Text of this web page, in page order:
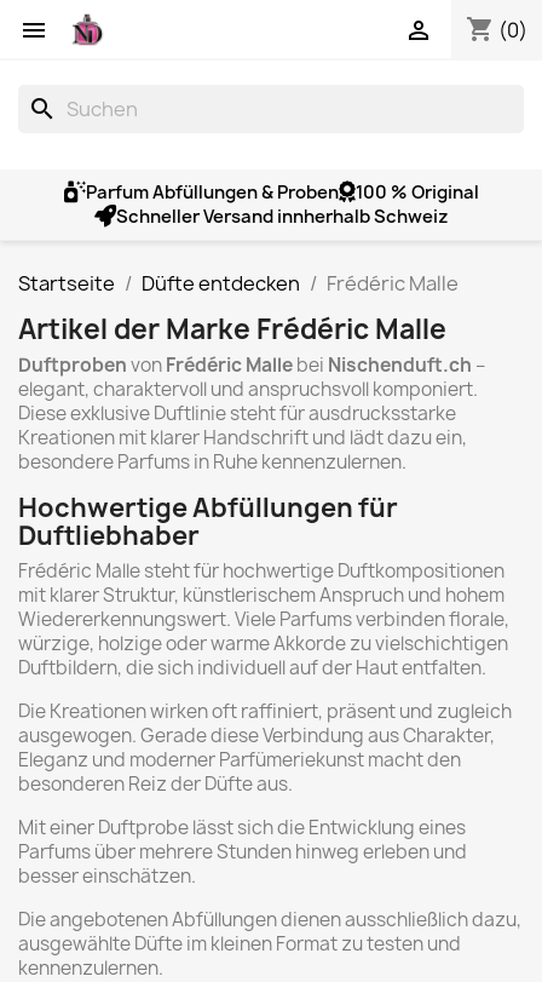
 shopping_cart (0)

search
Parfum Abfüllungen & Proben
100 % Original
Schneller Versand innherhalb Schweiz
Startseite Düfte entdecken Frédéric Malle
Artikel der Marke Frédéric Malle
DuftprobenvonFrédéric Mallebei Nischenduft.ch –
elegant, charaktervoll und anspruchsvoll komponiert.
Diese exklusive Duftlinie steht für ausdrucksstarke
Kreationen mit klarer Handschrift und lädt dazu ein,
besondere Parfums in Ruhe kennenzulernen.
Hochwertige Abfüllungen für
Duftliebhaber
Frédéric Malle steht für hochwertige Duftkompositionen
mit klarer Struktur, künstlerischem Anspruch und hohem
Wiedererkennungswert. Viele Parfums verbinden florale,
würzige, holzige oder warme Akkorde zu vielschichtigen
Duftbildern, die sich individuell auf der Haut entfalten.
Die Kreationen wirken oft raffiniert, präsent und zugleich
ausgewogen. Gerade diese Verbindung aus Charakter,
Eleganz und moderner Parfümeriekunst macht den
besonderen Reiz der Düfte aus.
Mit einer Duftprobe lässt sich die Entwicklung eines
Parfums über mehrere Stunden hinweg erleben und
besser einschätzen.
Die angebotenen Abfüllungen dienen ausschließlich dazu,
ausgewählte Düfte im kleinen Format zu testen und
kennenzulernen.